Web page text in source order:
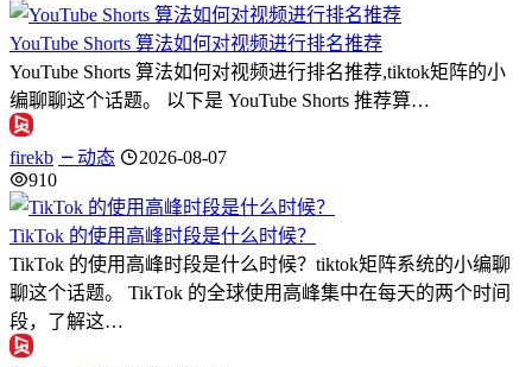
YouTube Shorts 算法如何对视频进行排名推荐
YouTube Shorts 算法如何对视频进行排名推荐,tiktok矩阵的小
编聊聊这个话题。 以下是 YouTube Shorts 推荐算…
firekb 动态
2026-08-07
910
TikTok 的使用高峰时段是什么时候？
TikTok 的使用高峰时段是什么时候？tiktok矩阵系统的小编聊
聊这个话题。 TikTok 的全球使用高峰集中在每天的两个时间
段，了解这…